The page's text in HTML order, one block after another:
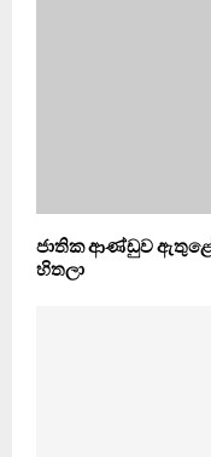
ජාතික ආණ්ඩුව
හිතලා